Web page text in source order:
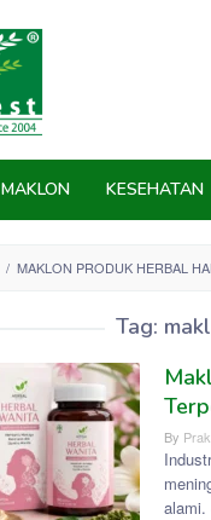
MAKLON KESEHATAN
/ MAKLON PRODUK HERBAL
Tag:
By
alami.